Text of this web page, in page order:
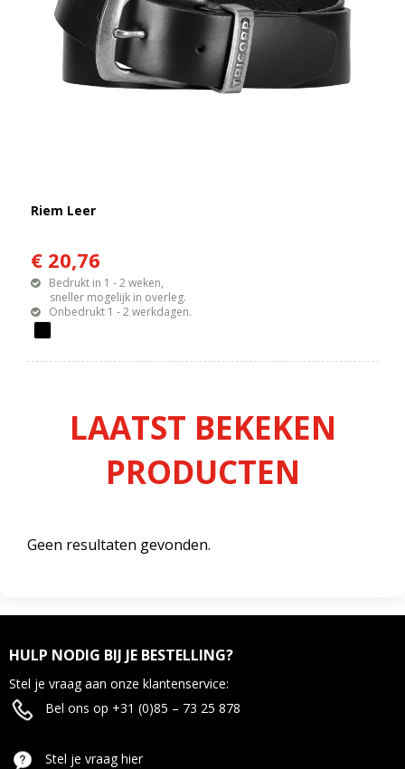
Riem Leer
€ 20,76
Bedrukt in 1 - 2 weken,
sneller mogelijk in overleg.
Onbedrukt 1 - 2 werkdagen.
LAATST BEKEKEN
PRODUCTEN
Geen resultaten gevonden.
HULP NODIG BIJ JE BESTELLING?
Stel je vraag aan onze klantenservice:
Bel ons op +31 (0)85 – 73 25 878
Stel je vraag hier